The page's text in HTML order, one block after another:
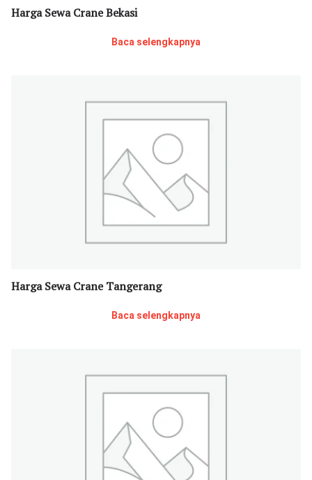
Harga Sewa Crane Bekasi
Baca selengkapnya
Harga Sewa Crane Tangerang
Baca selengkapnya